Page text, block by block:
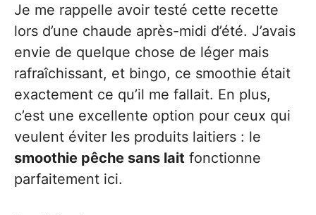
Je me rappelle avoir testé cette recette
lors d’une chaude après-midi d’été. J’avais
envie de quelque chose de léger mais
rafraîchissant, et bingo, ce smoothie était
exactement ce qu’il me fallait. En plus,
c’est une excellente option pour ceux qui
veulent éviter les produits laitiers : le
smoothie pêche sans lait fonctionne
parfaitement ici.